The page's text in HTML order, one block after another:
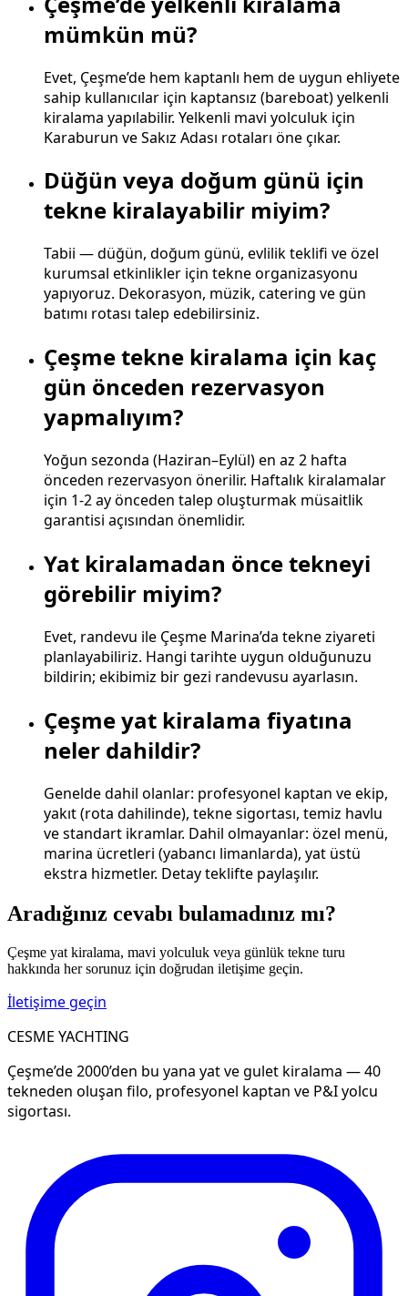
mümkün mü?
Evet, Çeşme’de hem kaptanlı hem de uygun ehliyete
sahip kullanıcılar için kaptansız (bareboat) yelkenli
kiralama yapılabilir. Yelkenli mavi yolculuk için
Karaburun ve Sakız Adası rotaları öne çıkar.
Düğün veya doğum günü için
tekne kiralayabilir miyim?
Tabii — düğün, doğum günü, evlilik teklifi ve özel
kurumsal etkinlikler için tekne organizasyonu
yapıyoruz. Dekorasyon, müzik, catering ve gün
batımı rotası talep edebilirsiniz.
Çeşme tekne kiralama için kaç
gün önceden rezervasyon
yapmalıyım?
Yoğun sezonda (Haziran–Eylül) en az 2 hafta
önceden rezervasyon önerilir. Haftalık kiralamalar
için 1-2 ay önceden talep oluşturmak müsaitlik
garantisi açısından önemlidir.
Yat kiralamadan önce tekneyi
görebilir miyim?
Evet, randevu ile Çeşme Marina’da tekne ziyareti
planlayabiliriz. Hangi tarihte uygun olduğunuzu
bildirin; ekibimiz bir gezi randevusu ayarlasın.
Çeşme yat kiralama fiyatına
neler dahildir?
Genelde dahil olanlar: profesyonel kaptan ve ekip,
yakıt (rota dahilinde), tekne sigortası, temiz havlu
ve standart ikramlar. Dahil olmayanlar: özel menü,
marina ücretleri (yabancı limanlarda), yat üstü
ekstra hizmetler. Detay teklifte paylaşılır.
Aradığınız cevabı bulamadınız mı?
Çeşme yat kiralama, mavi yolculuk veya günlük tekne turu
hakkında her sorunuz için doğrudan iletişime geçin.
İletişime geçin
CESME YACHTING
Çeşme’de 2000’den bu yana yat ve gulet kiralama — 40
tekneden oluşan filo, profesyonel kaptan ve P&I yolcu
sigortası.